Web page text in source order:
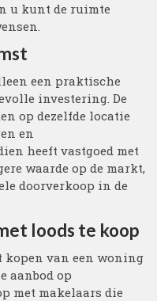
u kunt de ruimte
een praktische
investering. De
op dezelfde locatie
en
heeft vastgoed met
waarde op de markt,
doorverkoop in de
loods te koop
kopen van een woning
aanbod op
met makelaars die